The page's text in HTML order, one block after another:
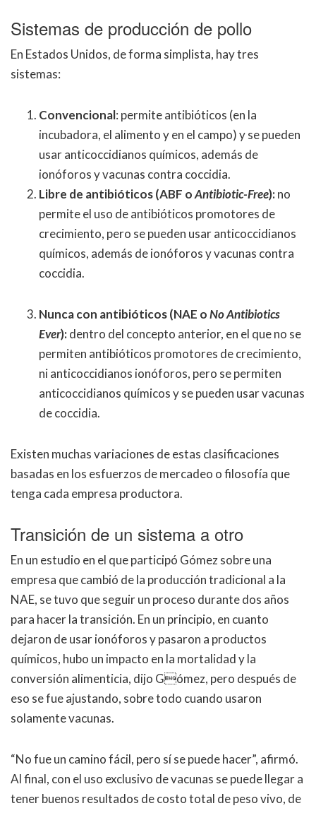
Sistemas de producción de pollo
En Estados Unidos, de forma simplista, hay tres
sistemas:
Convencional: permite antibióticos (en la
incubadora, el alimento y en el campo) y se pueden
usar anticoccidianos químicos, además de
ionóforos y vacunas contra coccidia.
Libre de antibióticos (ABF oAntibiotic-Free):no
permite el uso de antibióticos promotores de
crecimiento, pero se pueden usar anticoccidianos
químicos, además de ionóforos y vacunas contra
coccidia.
Nunca con antibióticos (NAE oNo Antibiotics
Ever):dentro del concepto anterior, en el que no se
permiten antibióticos promotores de crecimiento,
ni anticoccidianos ionóforos, pero se permiten
anticoccidianos químicos y se pueden usar vacunas
de coccidia.
Existen muchas variaciones de estas clasificaciones
basadas en los esfuerzos de mercadeo o filosofía que
tenga cada empresa productora.
Transición de un sistema a otro
En un estudio en el que participó Gómez sobre una
empresa que cambió de la producción tradicional a la
NAE, se tuvo que seguir un proceso durante dos años
para hacer la transición. En un principio, en cuanto
dejaron de usar ionóforos y pasaron a productos
químicos, hubo un impacto en la mortalidad y la
conversión alimenticia, dijo Gómez, pero después de
eso se fue ajustando, sobre todo cuando usaron
solamente vacunas.
“No fue un camino fácil, pero sí se puede hacer”, afirmó.
Al final, con el uso exclusivo de vacunas se puede llegar a
tener buenos resultados de costo total de peso vivo, de